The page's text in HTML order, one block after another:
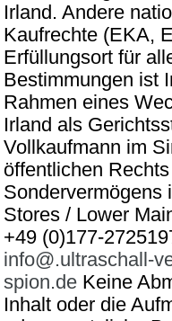
Irland. Andere
Kaufrechte (EKA,
Erfüllungsort für
Bestimmungen ist
Rahmen eines
Irland als
Vollkaufmann im
öffentlichen
Sondervermögens
Stores / Lower
+49 (0)177-
info@.ultraschall-
spion.de Keine
Inhalt oder die